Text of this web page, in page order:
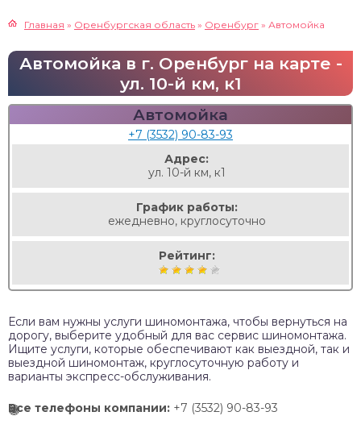
Главная » Оренбургская область » Оренбург » Автомойка
Автомойка в г. Оренбург на карте -
ул. 10-й км, к1
Автомойка
+7 (3532) 90-83-93
Адрес:
ул. 10-й км, к1
График работы:
ежедневно, круглосуточно
Рейтинг:
Если вам нужны услуги шиномонтажа, чтобы вернуться на
дорогу, выберите удобный для вас сервис шиномонтажа.
Ищите услуги, которые обеспечивают как выездной, так и
выездной шиномонтаж, круглосуточную работу и
варианты экспресс-обслуживания.
Все телефоны компании: +7 (3532) 90-83-93